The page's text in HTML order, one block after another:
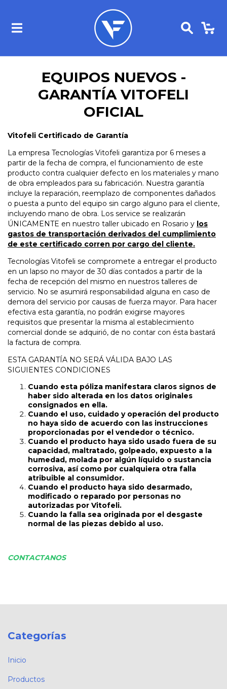
EQUIPOS NUEVOS -
GARANTÍA VITOFELI
OFICIAL
Vitofeli Certificado de Garantía
La empresa Tecnologías Vitofeli garantiza por 6 meses a
partir de la fecha de compra, el funcionamiento de este
producto contra cualquier defecto en los materiales y mano
de obra empleados para su fabricación. Nuestra garantía
incluye la reparación, reemplazo de componentes dañados
o puesta a punto del equipo sin cargo alguno para el cliente,
incluyendo mano de obra. Los service se realizarán
ÚNICAMENTE en nuestro taller ubicado en Rosario y los
gastos de transportación derivados del cumplimiento
de este certificado corren por cargo del cliente.
Tecnologías Vitofeli se compromete a entregar el producto
en un lapso no mayor de 30 días contados a partir de la
fecha de recepción del mismo en nuestros talleres de
servicio. No se asumirá responsabilidad alguna en caso de
demora del servicio por causas de fuerza mayor. Para hacer
efectiva esta garantía, no podrán exigirse mayores
requisitos que presentar la misma al establecimiento
comercial donde se adquirió, de no contar con ésta bastará
la factura de compra.
ESTA GARANTÍA NO SERÁ VÁLIDA BAJO LAS
SIGUIENTES CONDICIONES
Cuando esta póliza manifestara claros signos de
haber sido alterada en los datos originales
consignados en ella.
Cuando el uso, cuidado y operación del producto
no haya sido de acuerdo con las instrucciones
proporcionadas por el vendedor o técnico.
Cuando el producto haya sido usado fuera de su
capacidad, maltratado, golpeado, expuesto a la
humedad, molada por algún líquido o sustancia
corrosiva, así como por cualquiera otra falla
atribuible al consumidor.
Cuando el producto haya sido desarmado,
modificado o reparado por personas no
autorizadas por Vitofeli.
Cuando la falla sea originada por el desgaste
normal de las piezas debido al uso.
CONTACTANOS
Categorías
Inicio
Productos